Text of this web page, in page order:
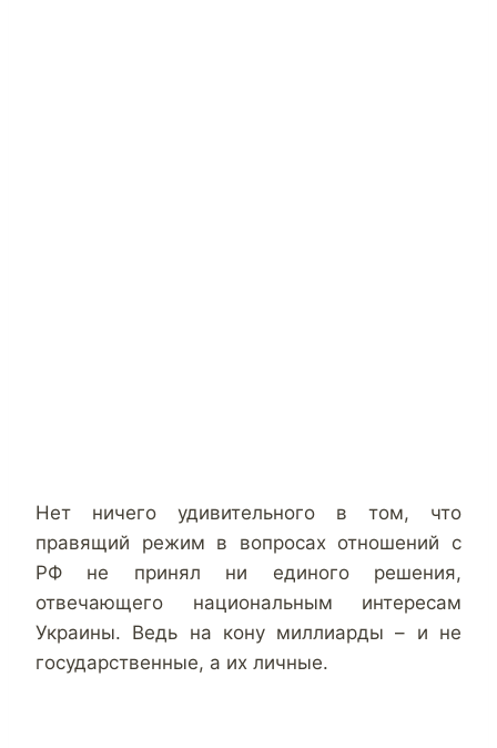
Нет ничего удивительного в том, что
правящий режим в вопросах отношений с
РФ не принял ни единого решения,
отвечающего национальным интересам
Украины. Ведь на кону миллиарды – и не
государственные, а их личные.